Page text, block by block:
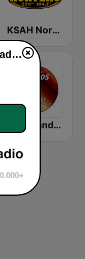
KSAH Norteño 720 y 104.1
Los Grandes Grupos Radio
Las Grandes Bandas Radio en vivo